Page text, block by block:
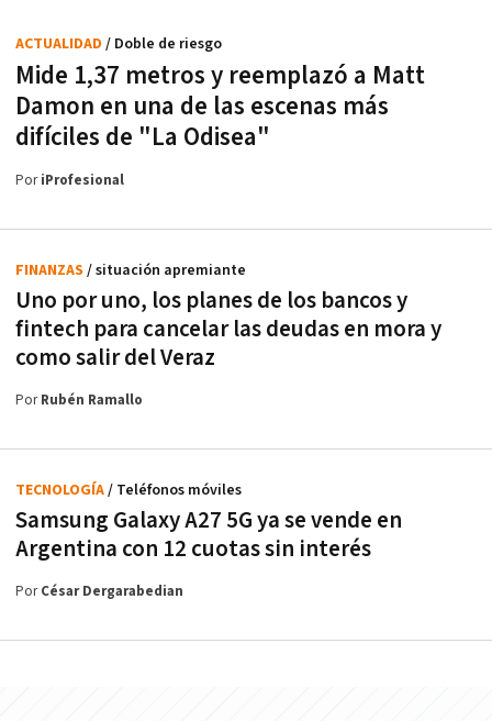
Mide 1,37 metros y reemplazó a Matt
Damon en una de las escenas más
difíciles de "La Odisea"
ACTUALIDAD / Doble de riesgo
PoriProfesional
Uno por uno, los planes de los bancos y
fintech para cancelar las deudas en mora y
como salir del Veraz
FINANZAS / situación apremiante
PorRubén Ramallo
Samsung Galaxy A27 5G ya se vende en
Argentina con 12 cuotas sin interés
TECNOLOGÍA/ Teléfonos móviles
PorCésar Dergarabedian